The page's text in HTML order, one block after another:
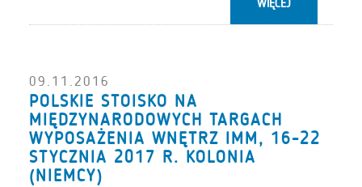
WIĘCEJ
09.11.2016
POLSKIE STOISKO NA
MIĘDZYNARODOWYCH TARGACH
WYPOSAŻENIA WNĘTRZ IMM, 16-22
STYCZNIA 2017 R. KOLONIA
(NIEMCY)